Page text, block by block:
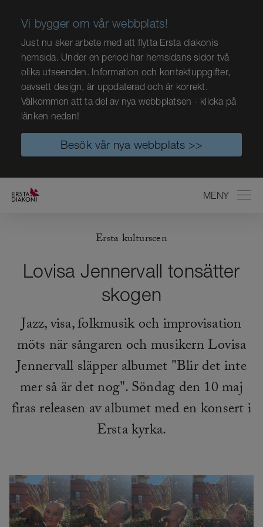
Vi bygger om vår webbplats!
Just nu sker arbete med att flytta Ersta diakonis
hemsida. Under en period har hemsidans sidor två
olika utseenden. Information och kontaktuppgifter,
oavsett design, är uppdaterad och är korrekt.
Välkommen att ta del av nya webbplatsen - klicka på
länken nedan!
Besök vår nya webbplats >>
MENY
Ersta kulturscen
Lovisa Jennervall tonsätter
skogen
Jazz, visa, folkmusik och improvisation
möts när sångaren och musikern Lovisa
Jennervall släpper albumet "Blir det inte
mer så är det nog". Söndag den 10 maj
firas releasen av albumet med en konsert i
Ersta kyrka.